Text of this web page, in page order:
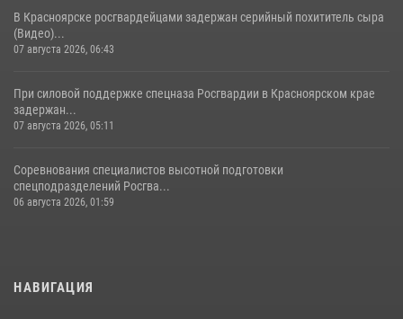
В Красноярске росгвардейцами задержан серийный похититель сыра
(Видео)...
07 августа 2026, 06:43
При силовой поддержке спецназа Росгвардии в Красноярском крае
задержан...
07 августа 2026, 05:11
Соревнования специалистов высотной подготовки
спецподразделений Росгва...
06 августа 2026, 01:59
НАВИГАЦИЯ